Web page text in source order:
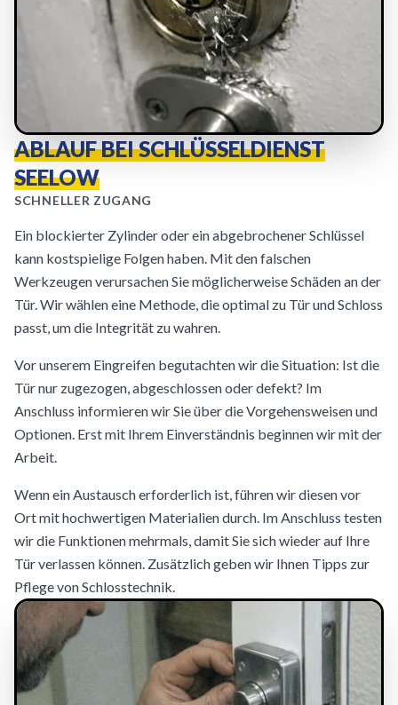
ABLAUF BEI SCHLÜSSELDIENST
SEELOW
SCHNELLER ZUGANG
Ein blockierter Zylinder oder ein abgebrochener Schlüssel
kann kostspielige Folgen haben. Mit den falschen
Werkzeugen verursachen Sie möglicherweise Schäden an der
Tür. Wir wählen eine Methode, die optimal zu Tür und Schloss
passt, um die Integrität zu wahren.
Vor unserem Eingreifen begutachten wir die Situation: Ist die
Tür nur zugezogen, abgeschlossen oder defekt? Im
Anschluss informieren wir Sie über die Vorgehensweisen und
Optionen. Erst mit Ihrem Einverständnis beginnen wir mit der
Arbeit.
Wenn ein Austausch erforderlich ist, führen wir diesen vor
Ort mit hochwertigen Materialien durch. Im Anschluss testen
wir die Funktionen mehrmals, damit Sie sich wieder auf Ihre
Tür verlassen können. Zusätzlich geben wir Ihnen Tipps zur
Pflege von Schlosstechnik.